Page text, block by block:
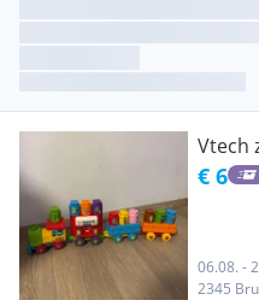
Vtech
€ 6
06.08. -
2345